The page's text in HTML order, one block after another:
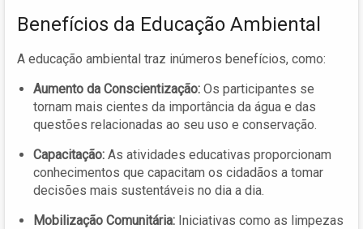
Benefícios da Educação Ambiental
A educação ambiental traz inúmeros benefícios, como:
Aumento da Conscientização: Os participantes se
tornam mais cientes da importância da água e das
questões relacionadas ao seu uso e conservação.
Capacitação: As atividades educativas proporcionam
conhecimentos que capacitam os cidadãos a tomar
decisões mais sustentáveis no dia a dia.
Mobilização Comunitária: Iniciativas como as limpezas